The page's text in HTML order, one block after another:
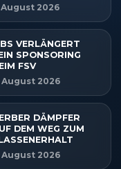
August 2026
VERLÄNGERT
SPONSORING
FSV
August 2026
DÄMPFER
DEM WEG ZUM
August 2026